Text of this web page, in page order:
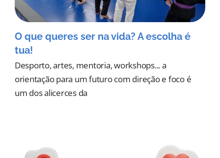
O que queres ser na vida? A escolha é
tua!
Desporto, artes, mentoria, workshops... a
orientação para um futuro com direção e foco é
um dos alicerces da